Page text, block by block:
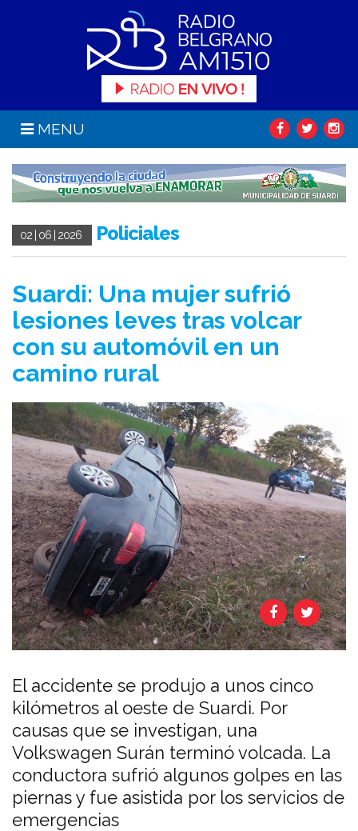
MENU
02 | 06 | 2026 Policiales
Suardi: Una mujer sufrió
lesiones leves tras volcar
con su automóvil en un
camino rural
El accidente se produjo a unos cinco
kilómetros al oeste de Suardi. Por
causas que se investigan, una
Volkswagen Surán terminó volcada. La
conductora sufrió algunos golpes en las
piernas y fue asistida por los servicios de
emergencias